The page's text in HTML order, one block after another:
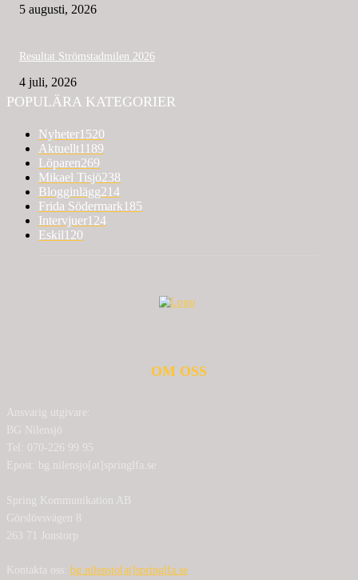
5 augusti, 2026
Resultat Strömstadmilen 2026
4 juli, 2026
POPULÄRA KATEGORIER
Nyheter1520
Aktuellt1189
Löparen269
Mikael Tisjö238
Blogginlägg214
Frida Södermark185
Intervjuer124
Eskil120
OM OSS
Ansvarig utgivare:
BG Nilensjö
Tel: 070-226 99 95
Epost: bg.nilensjo[at]springlfa.se
Spring Kommunikation AB
Görslövsvägen 8
263 71 Jonstorp
Kontakta oss: bg.nilensjo[at]springlfa.se